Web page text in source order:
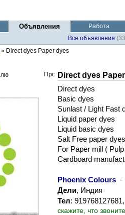
Объявления
Работа
Все объявления
» Direct dyes Paper dyes
Direct dyes
Direct dyes
Basic dyes
Sunlast / Light Fast
Liquid paper dyes
Liquid basic dyes
Salt Free paper dyes
For Paper mill (
Cardboard
Phoenix Colours -
Дели, Индия
Тел:
скажите, что